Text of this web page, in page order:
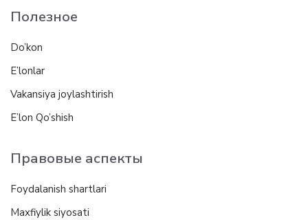
Полезное
Do’kon
E’lonlar
Vakansiya joylashtirish
E’lon Qo’shish
Правовые аспекты
Foydalanish shartlari
Maxfiylik siyosati